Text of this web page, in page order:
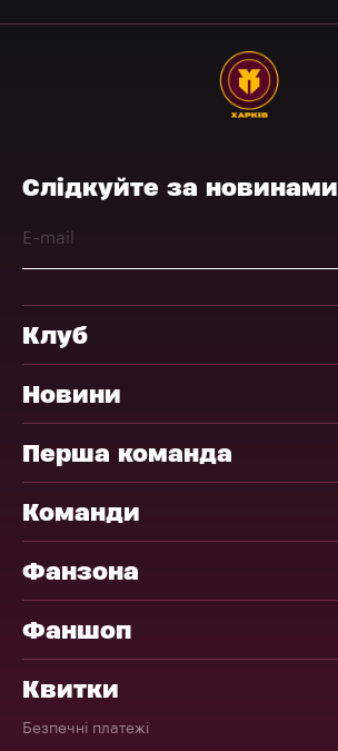
Слідкуйте за новинами
Клуб
Новини
Перша команда
Команди
Фанзона
Фаншоп
Квитки
Безпечні платежі